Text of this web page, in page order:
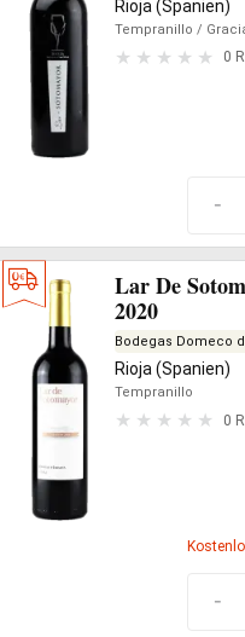
Rioja (Spanien)
Tempranillo /
0
-
Lar De
2020
Bodegas Domeco
Rioja (Spanien)
Tempranillo
0
-